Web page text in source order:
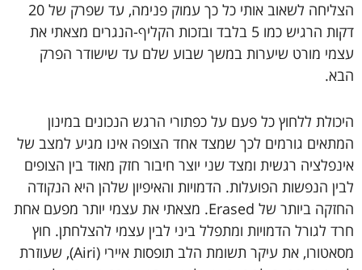
הצליחה לשאוב אותי כל כך עמוק פנימה, עד שפרק של 20
דקות הרגיש כמו 5 בלבד ובזכות הקליף-הנגרים מצאתי את
עצמי מורט שיערות במשך שבוע שלם עד שישודר הפרק
הבא.
היכולת ללחוץ כל פעם על כפתורי הרגש הנכונים במינון
המתאים גורמים לכך שמצד אחד הצופה אינו מגיע למצב של
אינפלציה רגשית ומצד שני יוצר חיבור חזק מאוד בין הצופים
לבין הנפשות הפועלות. הדמויות והאיפיון שלהן היא הנקודה
החזקה ביותר של Erased. מצאתי את עצמי יותר מפעם אחת
חרד לגורל הדמויות ומתפלל ביני לבין עצמי להצלחתן. חוץ
מסאטורו, את עיקר תשומת הלב תופסות איירי (Airi), שעוזרת